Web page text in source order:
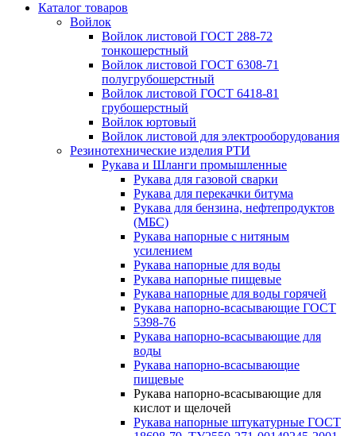
Каталог товаров
Войлок
Войлок листовой ГОСТ 288-72
тонкошерстный
Войлок листовой ГОСТ 6308-71
полугрубошерстный
Войлок листовой ГОСТ 6418-81
грубошерстный
Войлок юртовый
Войлок листовой для электрооборудования
Резинотехнические изделия РТИ
Рукава и Шланги промышленные
Рукава для газовой сварки
Рукава для перекачки битума
Рукава для бензина, нефтепродуктов
(МБС)
Рукава напорные с нитяным
усилением
Рукава напорные для воды
Рукава напорные пищевые
Рукава напорные для воды горячей
Рукава напорно-всасывающие ГОСТ
5398-76
Рукава напорно-всасывающие для
воды
Рукава напорно-всасывающие
пищевые
Рукава напорно-всасывающие для
кислот и щелочей
Рукава напорные штукатурные ГОСТ